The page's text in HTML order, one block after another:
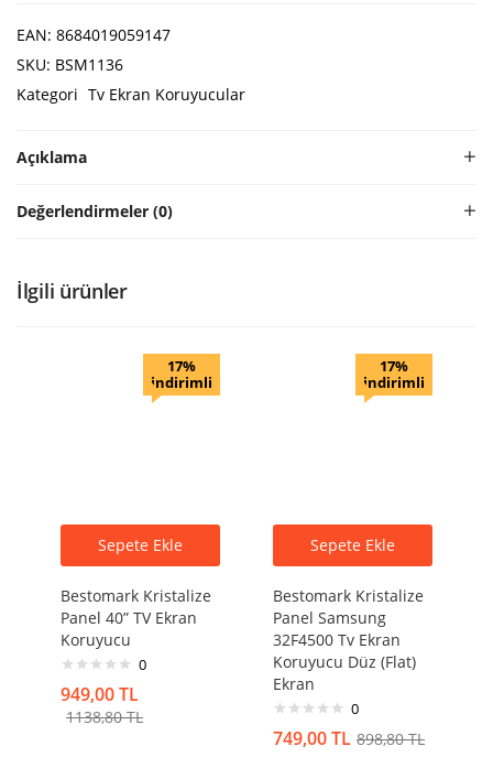
EAN: 8684019059147
SKU: BSM1136
Kategori Tv Ekran Koruyucular
Açıklama
Değerlendirmeler (0)
İlgili ürünler
17%
indirimli
Sepete Ekle
Bestomark Kristalize
Panel 40” TV Ekran
Koruyucu
0
949,00TL
1138,80TL
17%
indirimli
Sepete Ekle
Bestomark Kristalize
Panel Samsung
32F4500 Tv Ekran
Koruyucu Düz (Flat)
Ekran
0
749,00TL 898,80TL